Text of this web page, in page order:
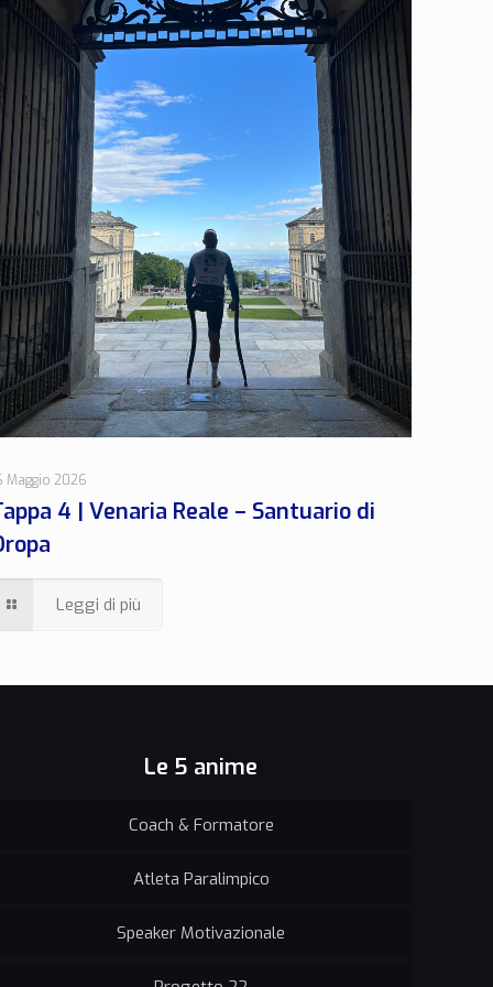
Maggio 2026
4 | Venaria Reale – Santuario di
Leggi di più
Le 5 anime
Coach & Formatore
Atleta Paralimpico
Speaker Motivazionale